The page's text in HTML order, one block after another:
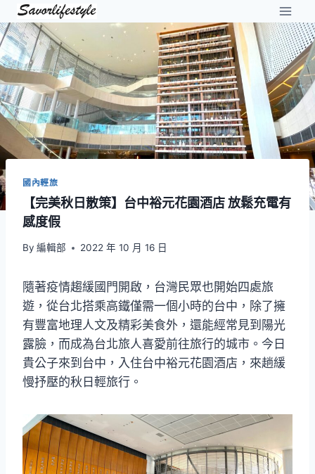
Skip
to
content
國內輕旅
【完美秋日散策】台中裕元花園酒店 放鬆充電有
感度假
By 編輯部 2022 年 10 月 16 日
隨著疫情趨緩國門開啟，台灣民眾也開始四處旅
遊，從台北搭乘高鐵僅需一個小時的台中，除了擁
有豐富地理人文及精彩美食外，還能經常見到陽光
露臉，而成為台北旅人喜愛前往旅行的城市。今日
貴公子來到台中，入住台中裕元花園酒店，來趟緩
慢抒壓的秋日輕旅行。